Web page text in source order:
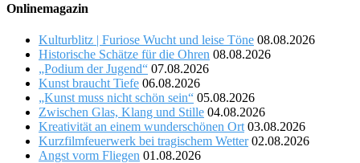
Onlinemagazin
Kulturblitz | Furiose Wucht und leise Töne 08.08.2026
Historische Schätze für die Ohren 08.08.2026
„Podium der Jugend“ 07.08.2026
Kunst braucht Tiefe 06.08.2026
„Kunst muss nicht schön sein“ 05.08.2026
Zwischen Glas, Klang und Stille 04.08.2026
Kreativität an einem wunderschönen Ort 03.08.2026
Kurzfilmfeuerwerk bei tragischem Wetter 02.08.2026
Angst vorm Fliegen 01.08.2026